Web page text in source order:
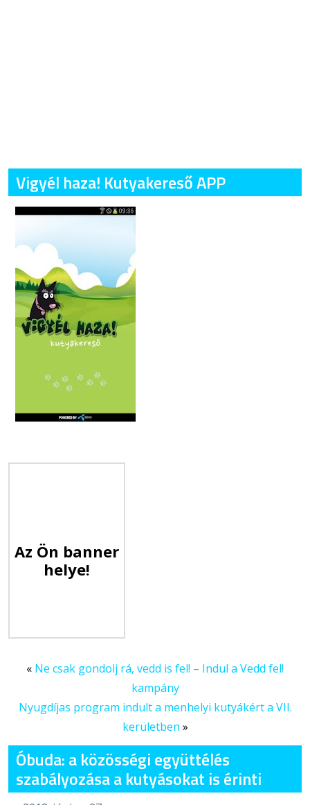
Vigyél haza! Kutyakereső APP
Az Ön banner
helye!
« Ne csak gondolj rá, vedd is fel! – Indul a Vedd fel!
kampány
Nyugdíjas program indult a menhelyi kutyákért a VII.
kerületben »
Óbuda: a közösségi együttélés
szabályozása a kutyásokat is érinti